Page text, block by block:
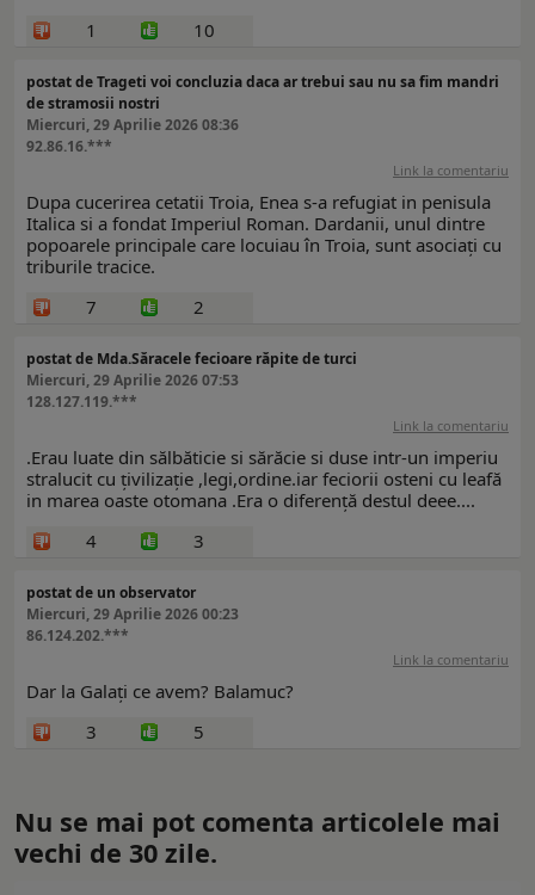
1
10
postat de Trageti voi concluzia daca ar trebui sau nu sa fim mandri
de stramosii nostri
Miercuri, 29 Aprilie 2026 08:36
92.86.16.***
Link la comentariu
Dupa cucerirea cetatii Troia, Enea s-a refugiat in penisula
Italica si a fondat Imperiul Roman. Dardanii, unul dintre
popoarele principale care locuiau în Troia, sunt asociați cu
triburile tracice.
7
2
postat de Mda.Săracele fecioare răpite de turci
Miercuri, 29 Aprilie 2026 07:53
128.127.119.***
Link la comentariu
.Erau luate din sălbăticie si sărăcie si duse intr-un imperiu
stralucit cu țivilizație ,legi,ordine.iar feciorii osteni cu leafă
in marea oaste otomana .Era o diferență destul deee....
4
3
postat de un observator
Miercuri, 29 Aprilie 2026 00:23
86.124.202.***
Link la comentariu
Dar la Galați ce avem? Balamuc?
3
5
Nu se mai pot comenta articolele mai
vechi de 30 zile.